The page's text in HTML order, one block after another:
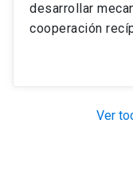
desarrollar
cooperación
Ver